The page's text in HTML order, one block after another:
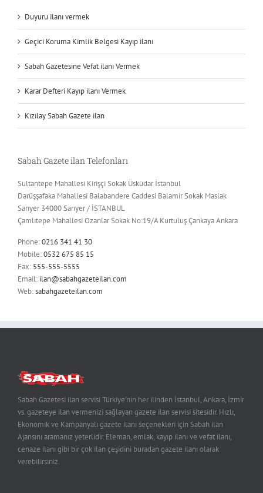
Duyuru ilanı vermek
Geçici Koruma Kimlik Belgesi Kayıp ilanı
Sabah Gazetesine Vefat ilanı Vermek
Karar Defteri Kayıp ilanı Vermek
Kızılay Sabah Gazete ilan
Sabah Gazete ilan Telefonları
Sultantepe Mahallesi Kirişçi Sokak Üsküdar İstanbul
Darüşşafaka Mahallesi Balabandere Caddesi Balamir Sokak Maslak
Sarıyer 34000 Sarıyer / İSTANBUL
Çamlıtepe Mahallesi Ozanlar Sokak No:19/A Kurtuluş Çankaya Ankara
Phone:0216 341 41 30
Mobile:0532 675 85 15
Fax: 555-555-5555
Email: ilan@sabahgazeteilan.com
Web:sabahgazeteilan.com
Sabah Gazetesi ilan servisi Türkiye'nin her ilinden İstanbul, Ankara, İzmir
vs. gazeteye ilan vermenizi sağlayan gazete ilan servisi sitesidir. Hızlı,
Ekonomik ve Kampanyalı gazete ilanı seçenekleri için Sabah ilan
Ajansını aramanız yeterlidir. Eleman, emlak, kayıp ilanı ve vefat ilanı,
cenaze ilanı gibi bir çok ilan çeşidini buradan gazete ilanı olarak
verebilirsiniz.